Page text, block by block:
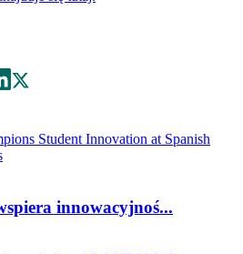
innowacyjnoś...